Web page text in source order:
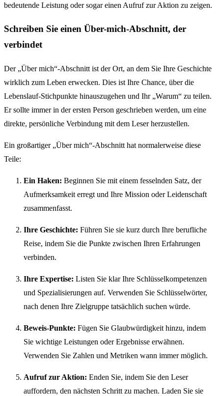
bedeutende Leistung oder sogar einen Aufruf zur Aktion zu zeigen.
Schreiben Sie einen Über-mich-Abschnitt, der
verbindet
Der „Über mich“-Abschnitt ist der Ort, an dem Sie Ihre Geschichte
wirklich zum Leben erwecken. Dies ist Ihre Chance, über die
Lebenslauf-Stichpunkte hinauszugehen und Ihr „Warum“ zu teilen.
Er sollte immer in der ersten Person geschrieben werden, um eine
direkte, persönliche Verbindung mit dem Leser herzustellen.
Ein großartiger „Über mich“-Abschnitt hat normalerweise diese
Teile:
Ein Haken: Beginnen Sie mit einem fesselnden Satz, der
Aufmerksamkeit erregt und Ihre Mission oder Leidenschaft
zusammenfasst.
Ihre Geschichte: Führen Sie sie kurz durch Ihre berufliche
Reise, indem Sie die Punkte zwischen Ihren Erfahrungen
verbinden.
Ihre Expertise: Listen Sie klar Ihre Schlüsselkompetenzen
und Spezialisierungen auf. Verwenden Sie Schlüsselwörter,
nach denen Ihre Zielgruppe tatsächlich suchen würde.
Beweis-Punkte: Fügen Sie Glaubwürdigkeit hinzu, indem
Sie wichtige Leistungen oder Ergebnisse erwähnen.
Verwenden Sie Zahlen und Metriken wann immer möglich.
Aufruf zur Aktion: Enden Sie, indem Sie den Leser
auffordern, den nächsten Schritt zu machen. Laden Sie sie